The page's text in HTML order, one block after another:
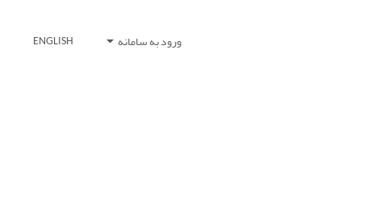
ورود به سامانه ENGLISH